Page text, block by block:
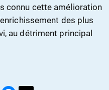
connu cette amélioration
des plus
au détriment principal